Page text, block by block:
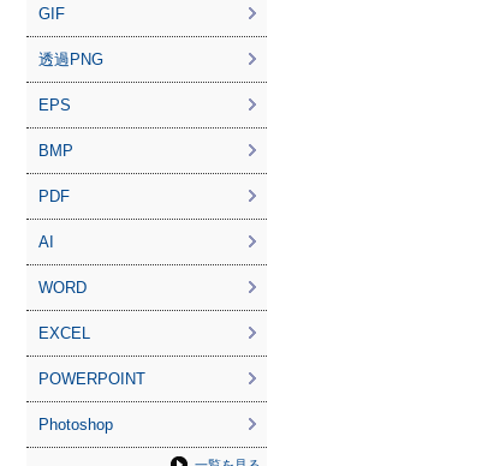
GIF
透過PNG
EPS
BMP
PDF
AI
WORD
EXCEL
POWERPOINT
Photoshop